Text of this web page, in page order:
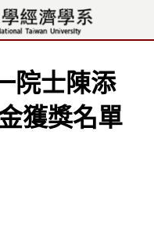
院士陳添
獲獎名單